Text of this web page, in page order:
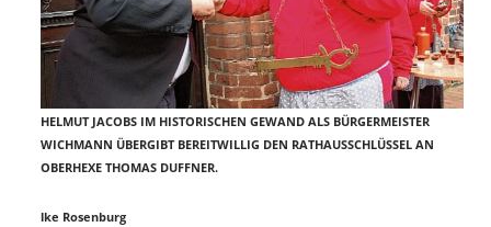
HELMUT JACOBS IM HISTORISCHEN GEWAND ALS BÜRGERMEISTER
WICHMANN ÜBERGIBT BEREITWILLIG DEN RATHAUSSCHLÜSSEL AN
OBERHEXE THOMAS DUFFNER.
lke Rosenburg